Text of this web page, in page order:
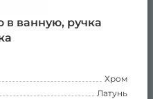
в ванную, ручка
Хром
Латунь